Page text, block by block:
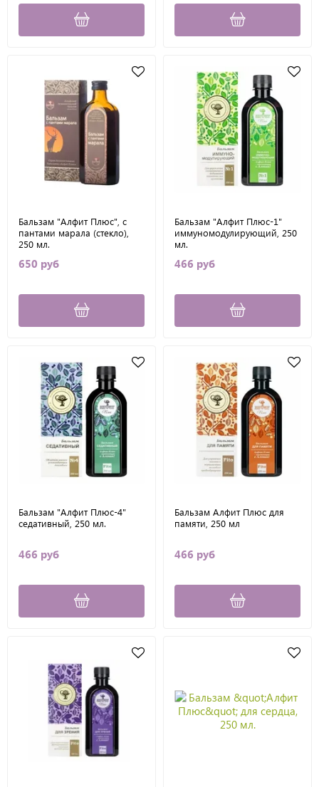
Бальзам "Алфит Плюс", с
пантами марала (стекло),
250 мл.
650 руб
Бальзам "Алфит Плюс-1"
иммуномодулирующий, 250
мл.
466 руб
Бальзам "Алфит Плюс-4"
седативный, 250 мл.
466 руб
Бальзам Алфит Плюс для
памяти, 250 мл
466 руб